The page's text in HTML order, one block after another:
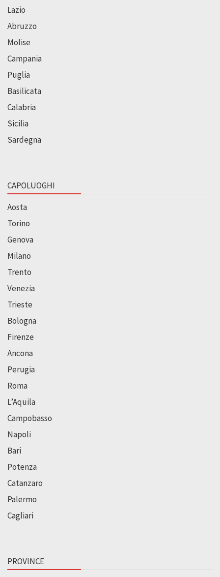
Lazio
Abruzzo
Molise
Campania
Puglia
Basilicata
Calabria
Sicilia
Sardegna
CAPOLUOGHI
Aosta
Torino
Genova
Milano
Trento
Venezia
Trieste
Bologna
Firenze
Ancona
Perugia
Roma
L’Aquila
Campobasso
Napoli
Bari
Potenza
Catanzaro
Palermo
Cagliari
PROVINCE